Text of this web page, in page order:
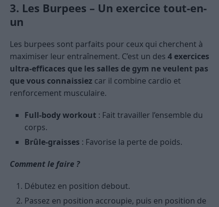
3. Les Burpees – Un exercice tout-en-
un
Les burpees sont parfaits pour ceux qui cherchent à
maximiser leur entraînement. C’est un des 4 exercices
ultra-efficaces que les salles de gym ne veulent pas
que vous connaissiez car il combine cardio et
renforcement musculaire.
Full-body workout : Fait travailler l’ensemble du
corps.
Brûle-graisses : Favorise la perte de poids.
Comment le faire ?
Débutez en position debout.
Passez en position accroupie, puis en position de